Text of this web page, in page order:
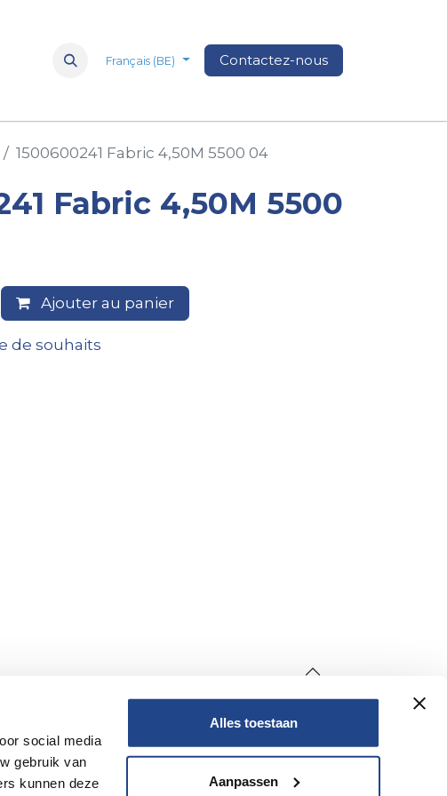
social media
gebruik van
kunnen deze
Alles toestaan
Aanpassen
Nos marques à propos de nous Médias
Français (BE) Contactez-nous
1500600241 Fabric 4,50M 5500 04
Fabric 4,50M 5500
Ajouter au panier
de souhaits
Non